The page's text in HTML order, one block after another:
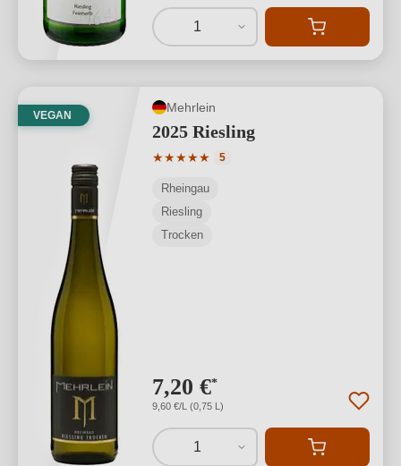
1
VEGAN
Mehrlein
2025 Riesling
★★★★★
Durchschnittliche Bewertung von 5
5
Rheingau
Riesling
Trocken
7,20 €*
9,60 €/L (0,75 L)
1